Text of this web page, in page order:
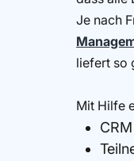
Je nach
liefert so
Mit Hilfe